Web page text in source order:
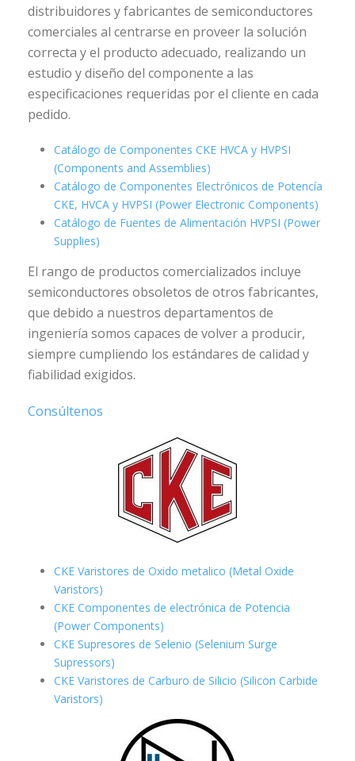
distribuidores y fabricantes de semiconductores
comerciales al centrarse en proveer la solución
correcta y el producto adecuado, realizando un
estudio y diseño del componente a las
especificaciones requeridas por el cliente en cada
pedido.
Catálogo de Componentes CKE HVCA y HVPSI
(Components and Assemblies)
Catálogo de Componentes Electrónicos de Potencía
CKE, HVCA y HVPSI (Power Electronic Components)
Catálogo de Fuentes de Alimentación HVPSI (Power
Supplies)
El rango de productos comercializados incluye
semiconductores obsoletos de otros fabricantes,
que debido a nuestros departamentos de
ingeniería somos capaces de volver a producir,
siempre cumpliendo los estándares de calidad y
fiabilidad exigidos.
Consúltenos
CKE Varistores de Oxido metalico (Metal Oxide
Varistors)
CKE Componentes de electrónica de Potencia
(Power Components)
CKE Supresores de Selenio (Selenium Surge
Supressors)
CKE Varistores de Carburo de Silicio (Silicon Carbide
Varistors)